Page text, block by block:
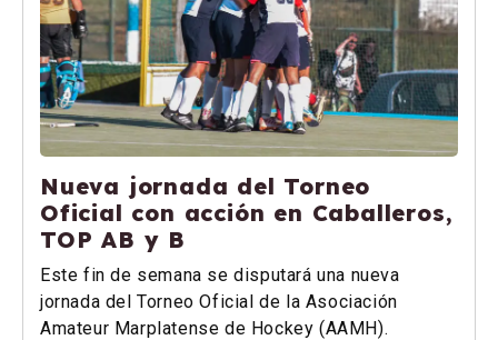
Nueva jornada del Torneo
Oficial con acción en Caballeros,
TOP AB y B
Este fin de semana se disputará una nueva
jornada del Torneo Oficial de la Asociación
Amateur Marplatense de Hockey (AAMH).